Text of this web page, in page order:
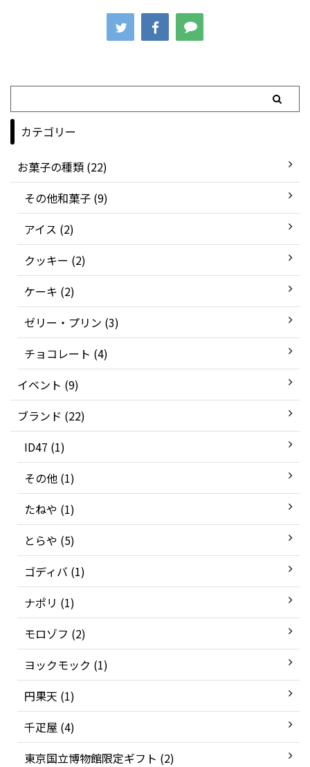
カテゴリー
お菓子の種類 (22)
その他和菓子 (9)
アイス (2)
クッキー (2)
ケーキ (2)
ゼリー・プリン (3)
チョコレート (4)
イベント (9)
ブランド (22)
ID47 (1)
その他 (1)
たねや (1)
とらや (5)
ゴディバ (1)
ナポリ (1)
モロゾフ (2)
ヨックモック (1)
円果天 (1)
千疋屋 (4)
東京国立博物館限定ギフト (2)